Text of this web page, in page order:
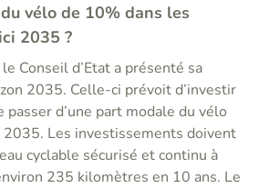
vélo de 10% dans les
2035 ?
Conseil d’Etat a présenté sa
2035. Celle-ci prévoit d’investir
passer d’une part modale du vélo
2035. Les investissements doivent
cyclable sécurisé et continu à
235 kilomètres en 10 ans. Le